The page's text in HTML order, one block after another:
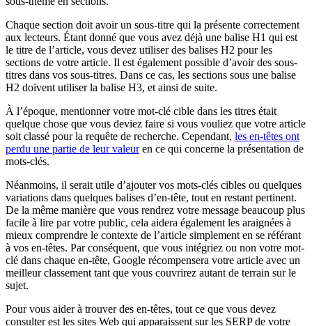
Chaque section doit avoir un sous-titre qui la présente correctement
aux lecteurs. Étant donné que vous avez déjà une balise H1 qui est
le titre de l’article, vous devez utiliser des balises H2 pour les
sections de votre article. Il est également possible d’avoir des sous-
titres dans vos sous-titres. Dans ce cas, les sections sous une balise
H2 doivent utiliser la balise H3, et ainsi de suite.
À l’époque, mentionner votre mot-clé cible dans les titres était
quelque chose que vous deviez faire si vous vouliez que votre article
soit classé pour la requête de recherche. Cependant, les en-têtes ont
perdu une partie de leur valeuren ce qui concerne la présentation de
mots-clés.
Néanmoins, il serait utile d’ajouter vos mots-clés cibles ou quelques
variations dans quelques balises d’en-tête, tout en restant pertinent.
De la même manière que vous rendrez votre message beaucoup plus
facile à lire par votre public, cela aidera également les araignées à
mieux comprendre le contexte de l’article simplement en se référant
à vos en-têtes. Par conséquent, que vous intégriez ou non votre mot-
clé dans chaque en-tête, Google récompensera votre article avec un
meilleur classement tant que vous couvrirez autant de terrain sur le
sujet.
Pour vous aider à trouver des en-têtes, tout ce que vous devez
consulter est les sites Web qui apparaissent sur les SERP de votre